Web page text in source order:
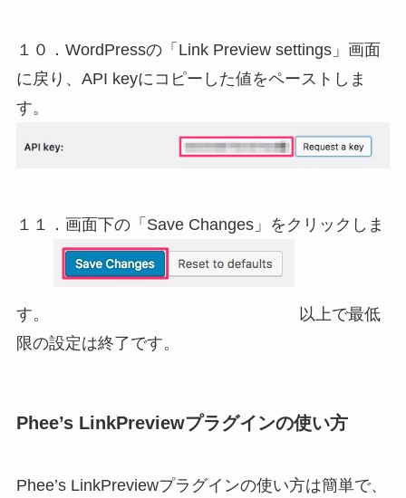
１０．WordPressの「Link Preview settings」画面
に戻り、API keyにコピーした値をペーストしま
す。
１１．画面下の「Save Changes」をクリックしま
す。
以上で最低
限の設定は終了です。
Phee’s LinkPreviewプラグインの使い方
Phee’s LinkPreviewプラグインの使い方は簡単で、